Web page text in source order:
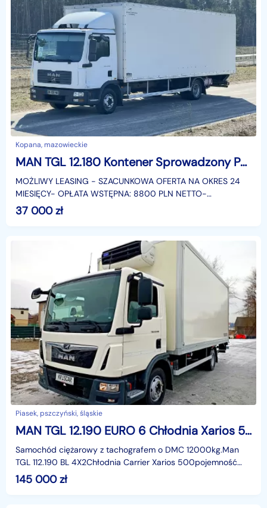
Kopana, mazowieckie
MAN TGL 12.180 Kontener Sprowadzony Poduszki Przebieg Udokumentowany, 18 Euro Palet, Winda, DMC 11990 KG, Sprowad
MOŻLIWY LEASING - SZACUNKOWA OFERTA NA OKRES 24
MIESIĘCY- OPŁATA WSTĘPNA: 8800 PLN NETTO-
MIESIĘCZNA RATA: 1345 PLN NETTO- LICZBA RAT: 24-
WARTOŚC WYKUPU: 8800
37 000zł
Piasek, pszczyński, śląskie
MAN TGL 12.190 EURO 6 Chłodnia Xarios 500 Winda 1500kg
Samochód ciężarowy z tachografem o DMC 12000kg.Man
TGL 112.190 BL 4X2Chłodnia Carrier Xarios 500pojemność
4580ccmmoc 190KM / 140kWrok produkcji 2020data 1 rejes
145 000zł